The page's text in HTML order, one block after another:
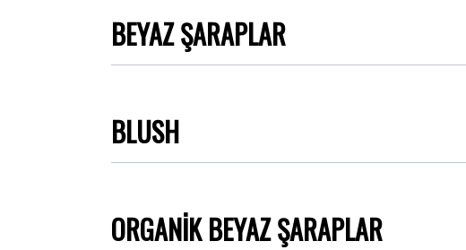
BEYAZ ŞARAPLAR
BLUSH
ORGANİK BEYAZ ŞARAPLAR